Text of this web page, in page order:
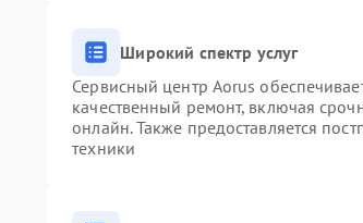
Широкий спектр услуг
Сервисный центр Aorus
качественный ремонт, включая
онлайн. Также предоставляется
техники